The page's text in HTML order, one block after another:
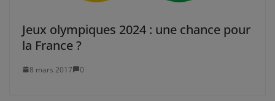
Jeux olympiques 2024 : une chance pour
la France ?
8 mars 2017 0